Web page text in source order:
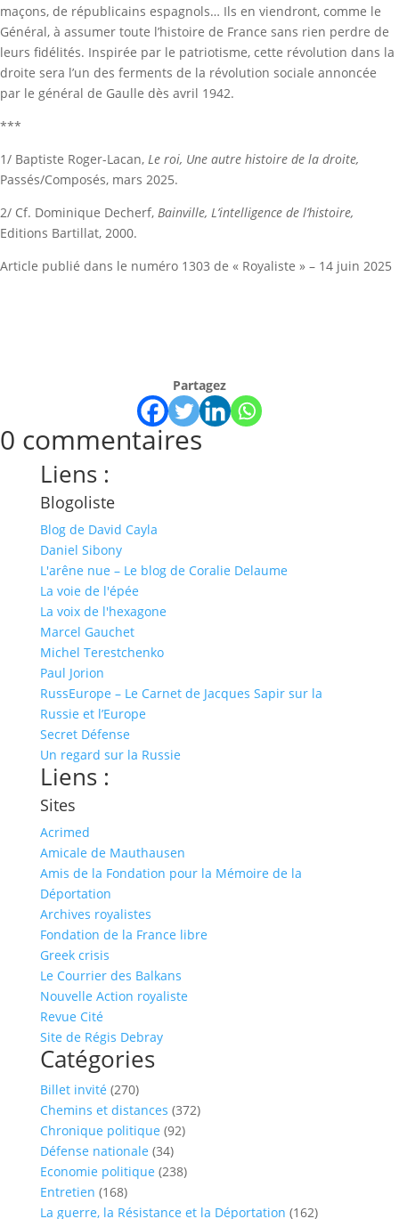
maçons, de républicains espagnols… Ils en viendront, comme le
Général, à assumer toute l’histoire de France sans rien perdre de
leurs fidélités. Inspirée par le patriotisme, cette révolution dans la
droite sera l’un des ferments de la révolution sociale annoncée
par le général de Gaulle dès avril 1942.
***
1/ Baptiste Roger-Lacan, Le roi, Une autre histoire de la droite,
Passés/Composés, mars 2025.
2/ Cf. Dominique Decherf, Bainville, L’intelligence de l’histoire,
Editions Bartillat, 2000.
Article publié dans le numéro 1303 de « Royaliste » – 14 juin 2025
Partagez
0 commentaires
Liens :
Blogoliste
Blog de David Cayla
Daniel Sibony
L'arêne nue – Le blog de Coralie Delaume
La voie de l'épée
La voix de l'hexagone
Marcel Gauchet
Michel Terestchenko
Paul Jorion
RussEurope – Le Carnet de Jacques Sapir sur la
Russie et l’Europe
Secret Défense
Un regard sur la Russie
Liens :
Sites
Acrimed
Amicale de Mauthausen
Amis de la Fondation pour la Mémoire de la
Déportation
Archives royalistes
Fondation de la France libre
Greek crisis
Le Courrier des Balkans
Nouvelle Action royaliste
Revue Cité
Site de Régis Debray
Catégories
Billet invité (270)
Chemins et distances (372)
Chronique politique (92)
Défense nationale (34)
Economie politique (238)
Entretien (168)
La guerre, la Résistance et la Déportation (162)